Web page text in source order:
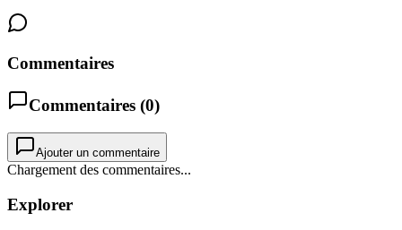
Commentaires
Commentaires (0)
Ajouter un commentaire
Chargement des commentaires...
Explorer